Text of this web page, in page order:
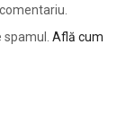
spamul. Află cum